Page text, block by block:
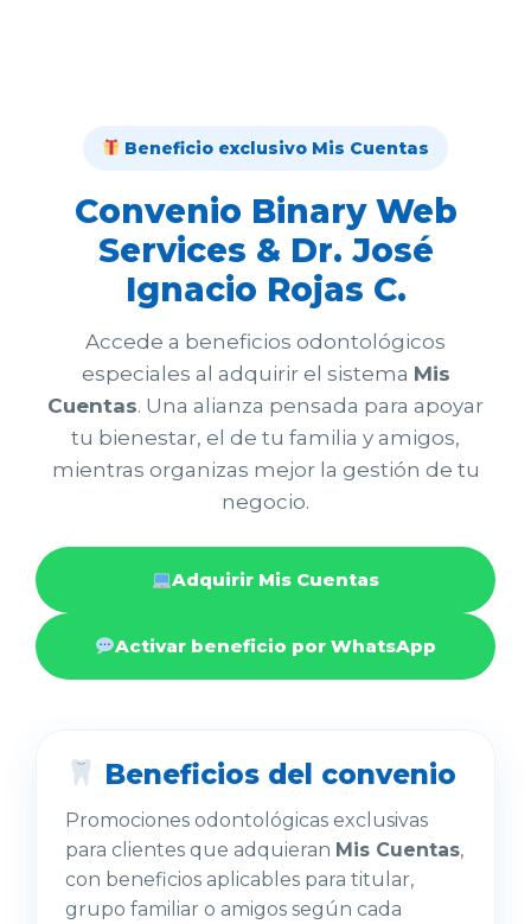
Beneficio exclusivo Mis Cuentas
Convenio Binary Web
Services & Dr. José
Ignacio Rojas C.
Accede a beneficios odontológicos
especiales al adquirir el sistema Mis
Cuentas. Una alianza pensada para apoyar
tu bienestar, el de tu familia y amigos,
mientras organizas mejor la gestión de tu
negocio.
Adquirir Mis Cuentas
Activar beneficio por WhatsApp
Beneficios del convenio
Promociones odontológicas exclusivas
para clientes que adquieran Mis Cuentas,
con beneficios aplicables para titular,
grupo familiar o amigos según cada